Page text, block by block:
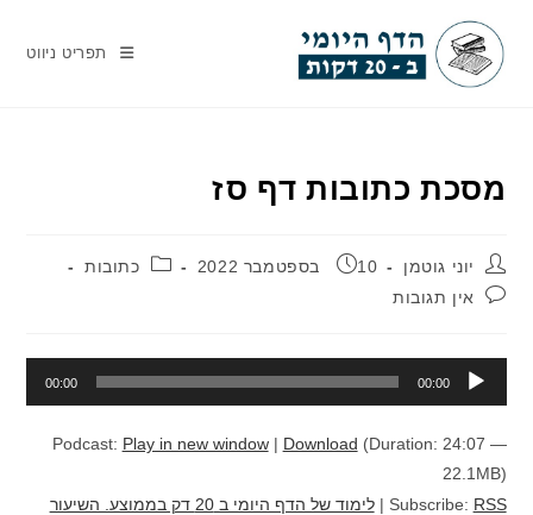
content
תפריט ניווט
מסכת כתובות דף סז
מחבר:יוני גוטמן פורסם:
10 בספטמבר 2022 קטגוריה:
כתובות
תגובות:אין תגובות
00:00
00:00
Podcast: Play in new window| Download (Duration: 24:07 —
22.1MB)
Subscribe: RSS
|
לימוד של הדף היומי ב 20 דק בממוצע. השיעור